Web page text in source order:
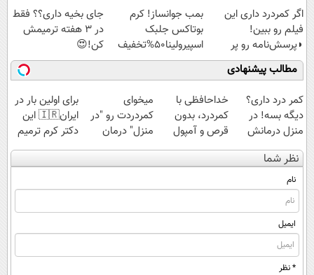
ویژه
اگر کمردرد داری این
فیلم رو ببین!
◗پرسش‌نامه رو پر
کن◖
بمب جوانساز! کرم
بوتاکس جلبک
اسپیرولینا50%تخفیف
جای بخیه داری؟؟ فقط
در 3 هفته ترمیمش
کن!😍
مطالب پیشنهادی
کمر درد داری؟
دیگه بسه! در
منزل درمانش
کن
(◀پرسش‌نامه)
خداحافظی با
کمردرد، بدون
قرص و آمپول
میخوای
کمردردت رو "در
منزل" درمان
کنی؟ (◂فیلم +
◂پرسش‌نامه)
برای اولین بار در
ایران🇮🇷 این
دکتر کرم ترمیم
کننده 23 روزه
ساخت!
نظر شما
نام
ایمیل
* نظر